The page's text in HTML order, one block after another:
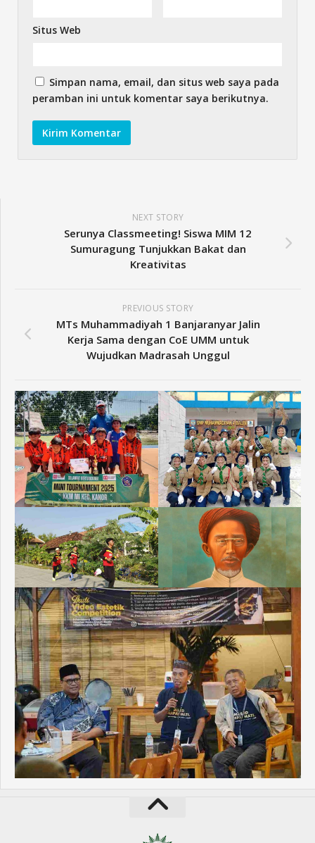
Situs Web
Simpan nama, email, dan situs web saya pada
peramban ini untuk komentar saya berikutnya.
NEXT STORY
Serunya Classmeeting! Siswa MIM 12
Sumuragung Tunjukkan Bakat dan
Kreativitas
PREVIOUS STORY
MTs Muhammadiyah 1 Banjaranyar Jalin
Kerja Sama dengan CoE UMM untuk
Wujudkan Madrasah Unggul